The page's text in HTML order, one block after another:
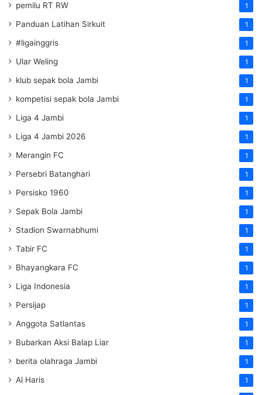
pemilu RT RW 1
Panduan Latihan Sirkuit 1
#ligainggris 1
Ular Weling 1
klub sepak bola Jambi 1
kompetisi sepak bola Jambi 1
Liga 4 Jambi 1
Liga 4 Jambi 2026 1
Merangin FC 1
Persebri Batanghari 1
Persisko 1960 1
Sepak Bola Jambi 1
Stadion Swarnabhumi 1
Tabir FC 1
Bhayangkara FC 1
Liga Indonesia 1
Persijap 1
Anggota Satlantas 1
Bubarkan Aksi Balap Liar 1
berita olahraga Jambi 1
Al Haris 1